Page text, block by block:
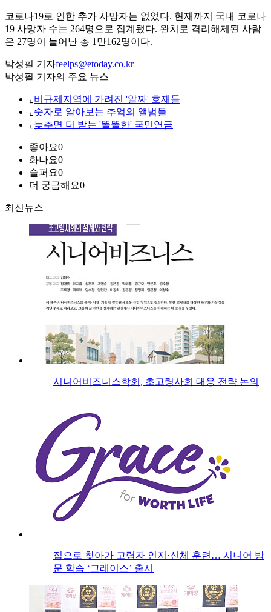
코로나19로 인한 추가 사망자는 없었다. 현재까지 국내 코로나
19 사망자 수는 264명으로 집계됐다. 완치로 격리해제된 사람
은 27명이 늘어난 총 1만162명이다.
박성필 기자feelps@etoday.co.kr
박성필 기자의 주요 뉴스
⌞ 비규제지역에 가려진 '알짜' 호재들
⌞ 숫자로 알아보는 추억의 앨범들
⌞ 늦추면 더 받는 '똘똘한' 국민연금
좋아요0
화나요0
슬퍼요0
더 궁금해요0
최신뉴스
시니어비즈니스학회, 초고령사회 대응 전략 논의
집으로 찾아가 고령자 인지·신체 훈련… 시니어 방
문 학습 ‘그레이스’ 출시